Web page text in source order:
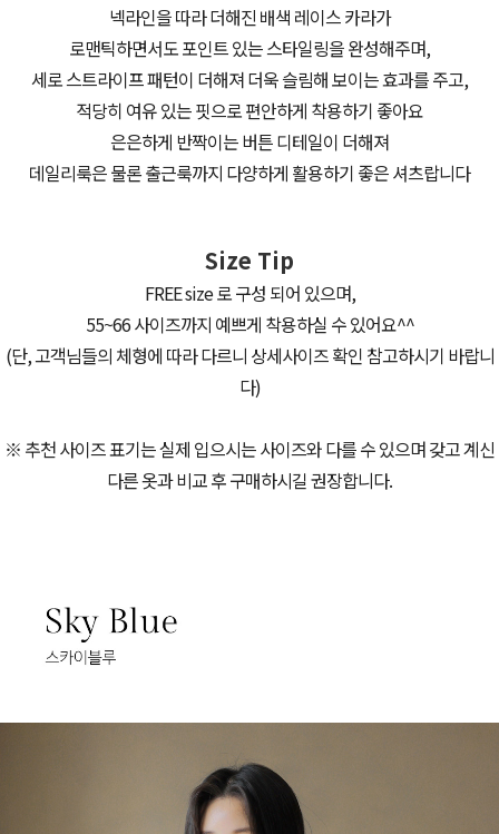
넥라인을 따라 더해진 배색 레이스 카라가
로맨틱하면서도 포인트 있는 스타일링을 완성해주며,
세로 스트라이프 패턴이 더해져 더욱 슬림해 보이는 효과를 주고,
적당히 여유 있는 핏으로 편안하게 착용하기 좋아요
은은하게 반짝이는 버튼 디테일이 더해져
데일리룩은 물론 출근룩까지 다양하게 활용하기 좋은 셔츠랍니다
Size Tip
FREE size 로 구성 되어 있으며,
55~66 사이즈까지 예쁘게 착용하실 수 있어요^^
(단, 고객님들의 체형에 따라 다르니 상세사이즈 확인 참고하시기 바랍니
다)
※ 추천 사이즈 표기는 실제 입으시는 사이즈와 다를 수 있으며 갖고 계신
다른 옷과 비교 후 구매하시길 권장합니다.